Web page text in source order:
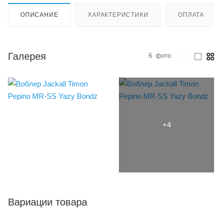
ОПИСАНИЕ ХАРАКТЕРИСТИКИ ОПЛАТА
Галерея 6 фото
Вариации товара